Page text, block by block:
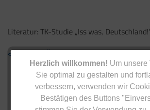
Herzlich willkommen! Um unsere
Sie optimal zu gestalten und
verbessern, verwenden wir
Bestätigen des Buttons
Literatur: TK-Studie „Iss was,
< Zurück zur Übersicht